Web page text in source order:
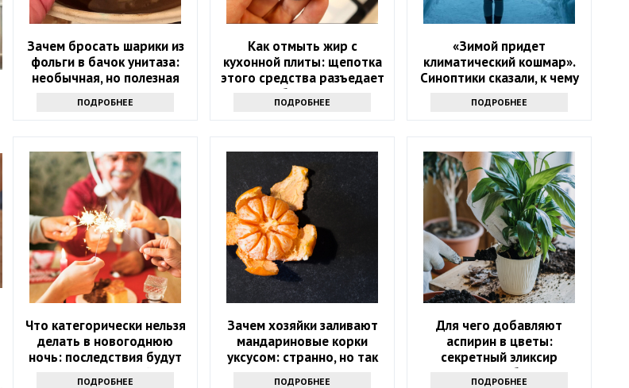
Зачем бросать шарики из
фольги в бачок унитаза:
необычная, но полезная
ПОДРОБНЕЕ
Как отмыть жир с
кухонной плиты: щепотка
этого средства разъедает
любую грязь
ПОДРОБНЕЕ
«Зимой придет
климатический кошмар».
Синоптики сказали, к чему
ПОДРОБНЕЕ
Что категорически нельзя
делать в новогоднюю
ночь: последствия будут
на весь следующий год
ПОДРОБНЕЕ
Зачем хозяйки заливают
мандариновые корки
уксусом: странно, но так
ПОДРОБНЕЕ
Для чего добавляют
аспирин в цветы:
секретный эликсир
долголетия букетов
ПОДРОБНЕЕ